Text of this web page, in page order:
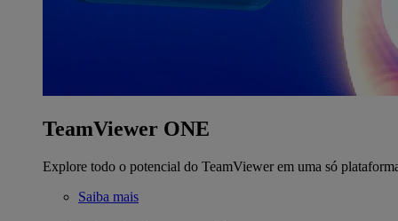
TeamViewer ONE
Explore todo o potencial do TeamViewer em uma só
Saiba mais